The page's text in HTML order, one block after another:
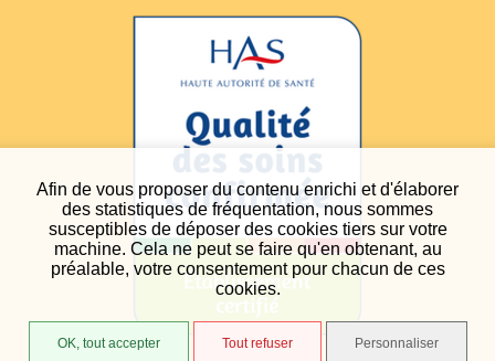
Afin de vous proposer du contenu enrichi et d'élaborer
des statistiques de fréquentation, nous sommes
susceptibles de déposer des cookies tiers sur votre
machine. Cela ne peut se faire qu'en obtenant, au
préalable, votre consentement pour chacun de ces
cookies.
OK, tout accepter Tout refuser Personnaliser